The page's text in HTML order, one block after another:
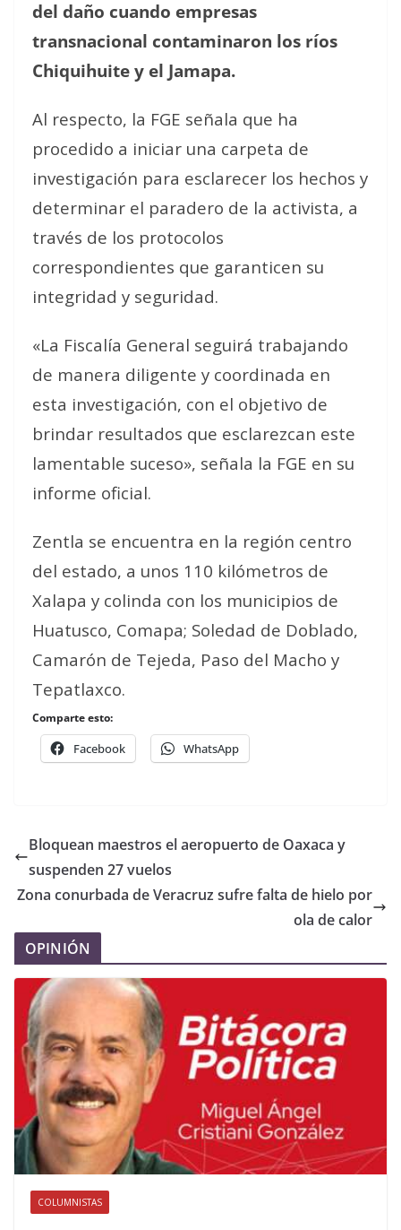
del daño cuando empresas
transnacional contaminaron los ríos
Chiquihuite y el Jamapa.
Al respecto, la FGE señala que ha
procedido a iniciar una carpeta de
investigación para esclarecer los hechos y
determinar el paradero de la activista, a
través de los protocolos
correspondientes que garanticen su
integridad y seguridad.
«La Fiscalía General seguirá trabajando
de manera diligente y coordinada en
esta investigación, con el objetivo de
brindar resultados que esclarezcan este
lamentable suceso», señala la FGE en su
informe oficial.
Zentla se encuentra en la región centro
del estado, a unos 110 kilómetros de
Xalapa y colinda con los municipios de
Huatusco, Comapa; Soledad de Doblado,
Camarón de Tejeda, Paso del Macho y
Tepatlaxco.
Comparte esto:
Facebook WhatsApp
Bloquean maestros el aeropuerto de Oaxaca y
suspenden 27 vuelos
Zona conurbada de Veracruz sufre falta de hielo por
ola de calor
OPINIÓN
COLUMNISTAS